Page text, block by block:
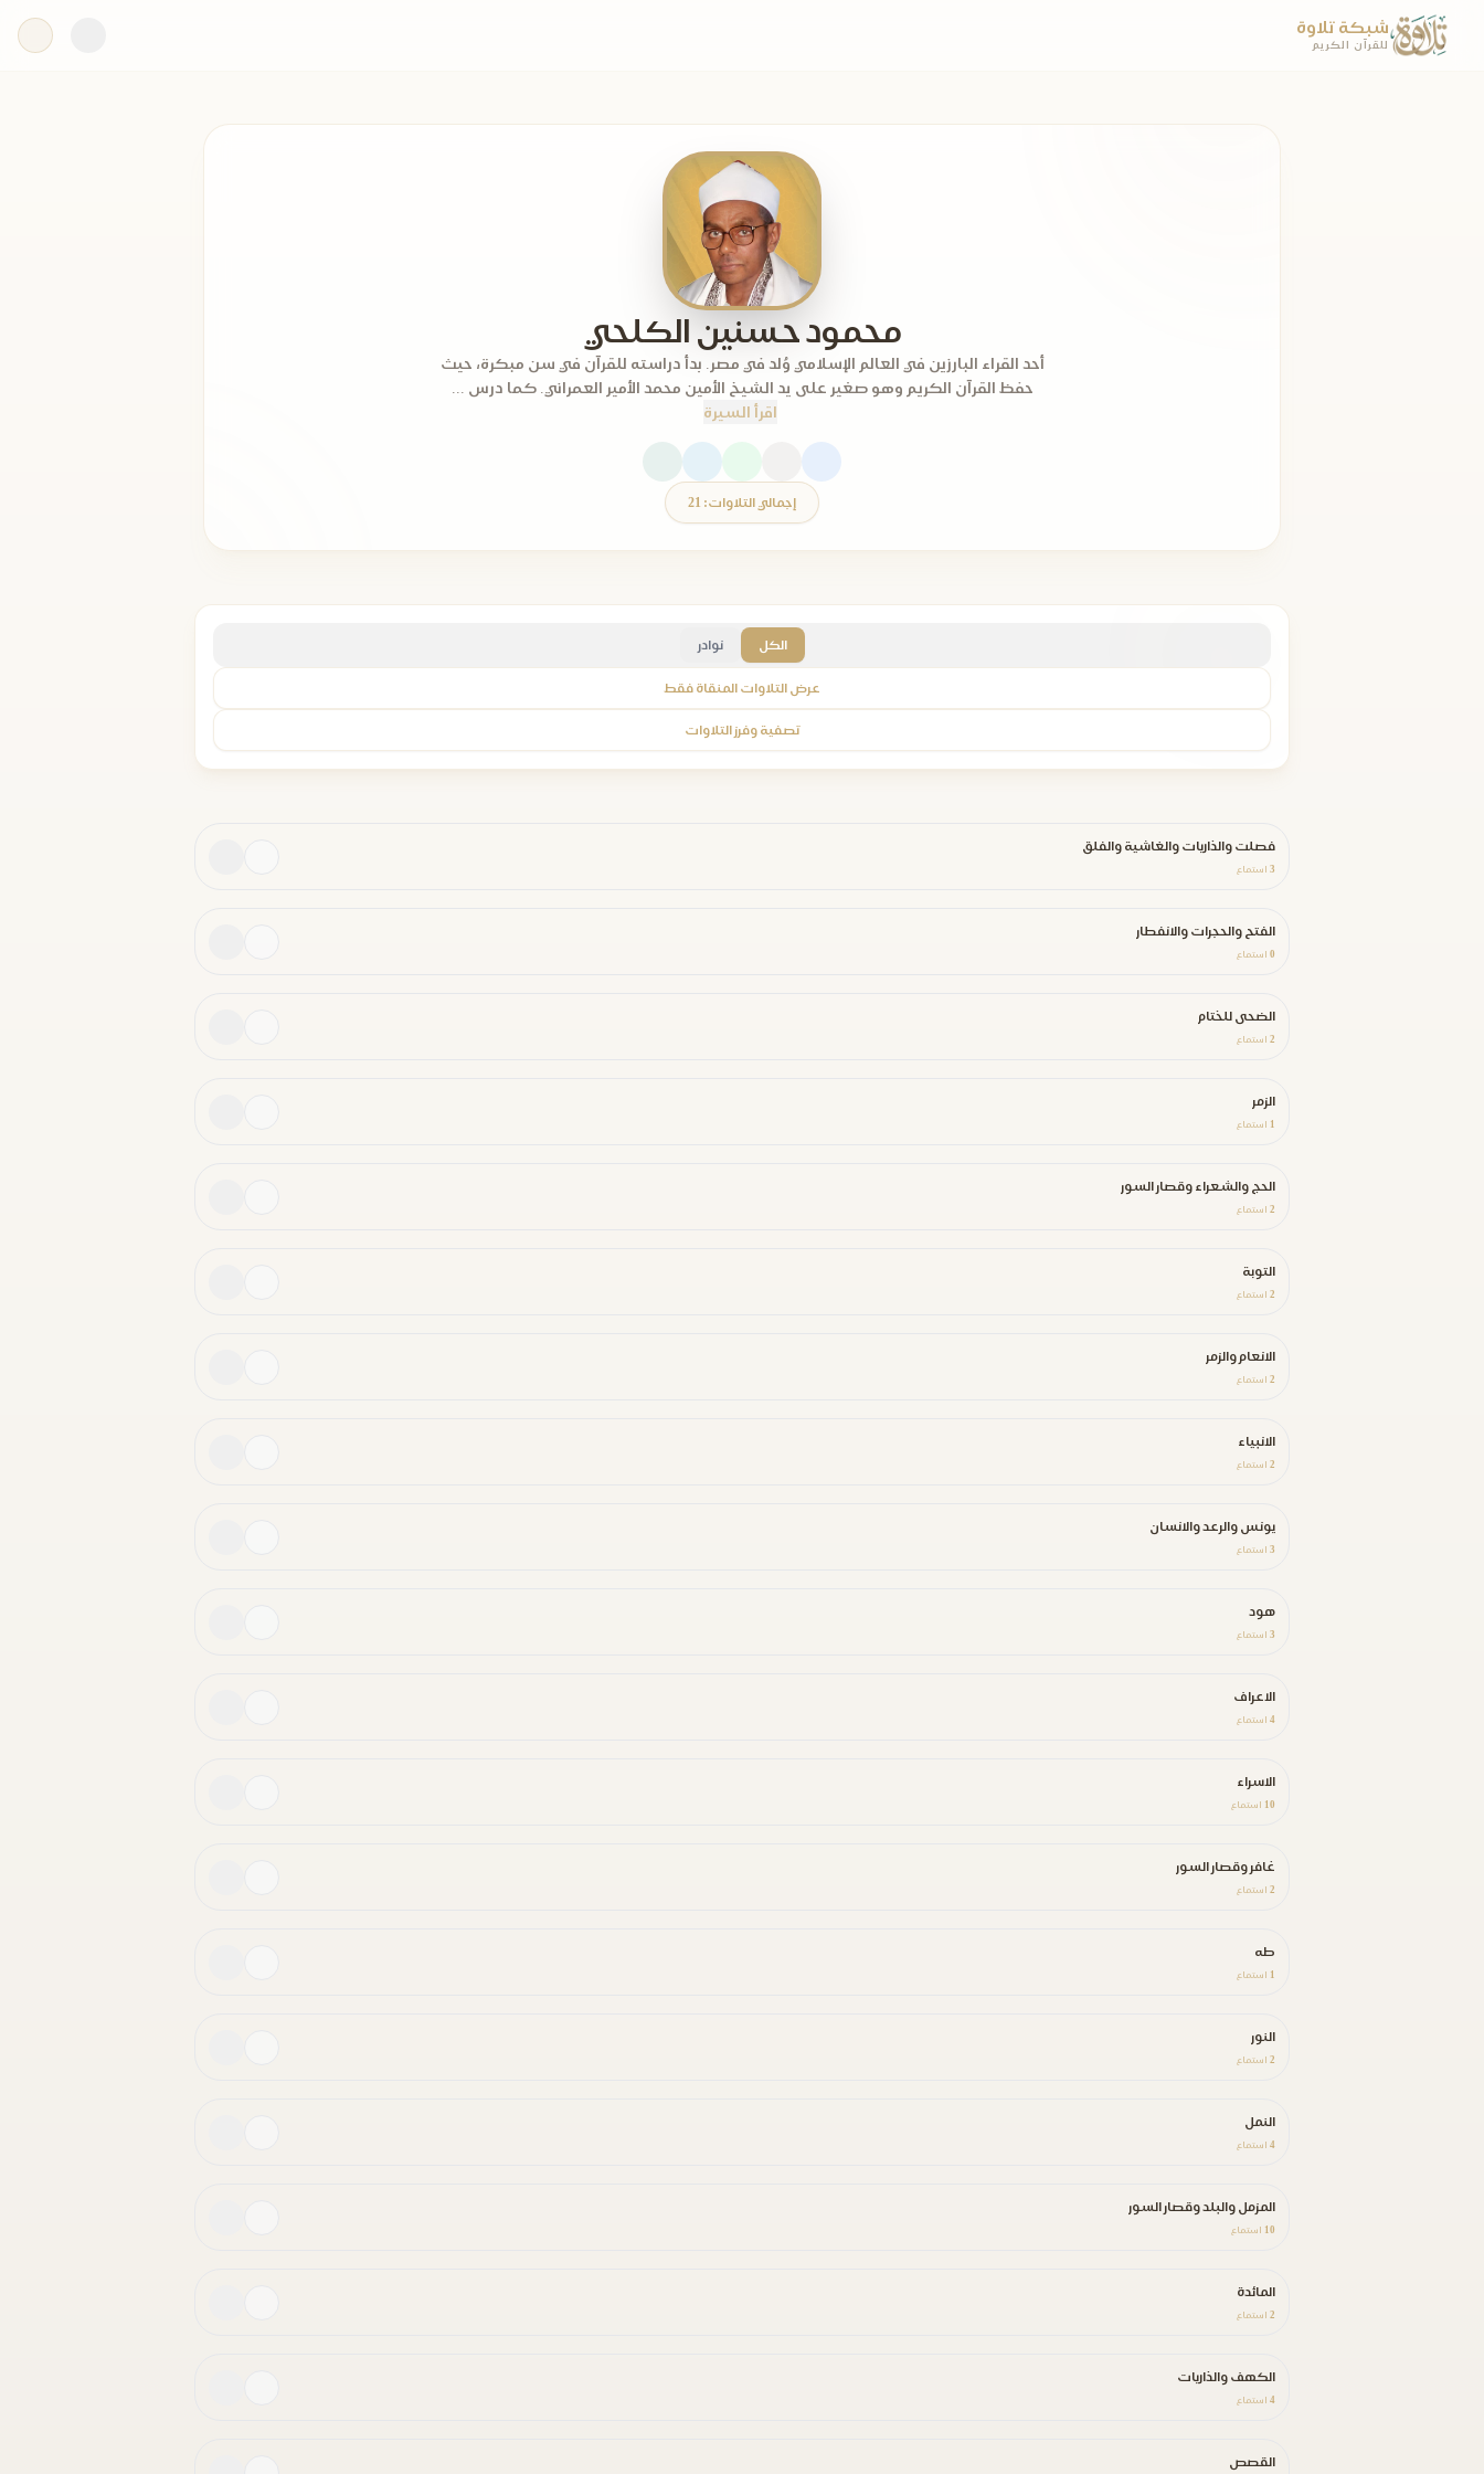
شبكة تلاوة
للقرآن الكريم
محمود حسنين الكلحي
أحد القراء البارزين في العالم الإسلامي وُلد في مصر. بدأ دراسته للقرآن في سن مبكرة، حيث
حفظ القرآن الكريم وهو صغير على يد الشيخ الأمين محمد الأمير العمراني. كما درس ...
اقرأ السيرة
إجمالي التلاوات: 21
الكل نوادر
عرض التلاوات المنقاة فقط
تصفية وفرز التلاوات
فصلت والذاريات والغاشية والفلق
3 استماع
الفتح والحجرات والانفطار
0 استماع
الضحى للختام
2 استماع
الزمر
1 استماع
الحج والشعراء وقصار السور
2 استماع
التوبة
2 استماع
الانعام والزمر
2 استماع
الانبياء
2 استماع
يونس والرعد والانسان
3 استماع
هود
3 استماع
الاعراف
4 استماع
الاسراء
10 استماع
غافر وقصار السور
2 استماع
طه
1 استماع
النور
2 استماع
النمل
4 استماع
المزمل والبلد وقصار السور
10 استماع
المائدة
2 استماع
الكهف والذاريات
4 استماع
القصص